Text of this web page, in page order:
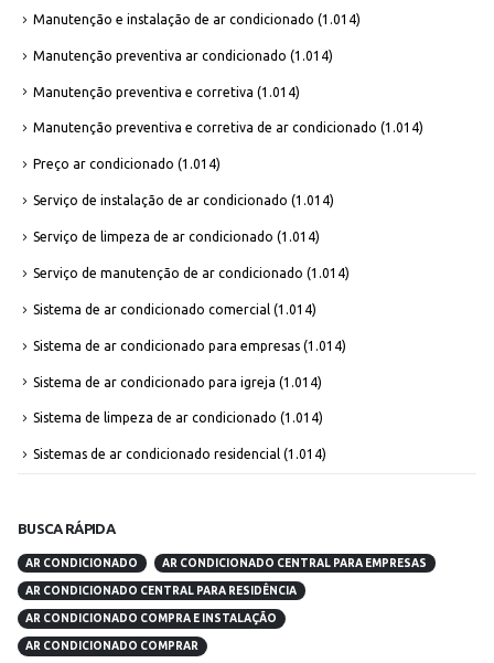
Manutenção e instalação de ar condicionado (1.014)
Manutenção preventiva ar condicionado (1.014)
Manutenção preventiva e corretiva (1.014)
Manutenção preventiva e corretiva de ar condicionado (1.014)
Preço ar condicionado (1.014)
Serviço de instalação de ar condicionado (1.014)
Serviço de limpeza de ar condicionado (1.014)
Serviço de manutenção de ar condicionado (1.014)
Sistema de ar condicionado comercial (1.014)
Sistema de ar condicionado para empresas (1.014)
Sistema de ar condicionado para igreja (1.014)
Sistema de limpeza de ar condicionado (1.014)
Sistemas de ar condicionado residencial (1.014)
BUSCA RÁPIDA
AR CONDICIONADO AR CONDICIONADO CENTRAL PARA EMPRESAS
AR CONDICIONADO CENTRAL PARA RESIDÊNCIA
AR CONDICIONADO COMPRA E INSTALAÇÃO
AR CONDICIONADO COMPRAR